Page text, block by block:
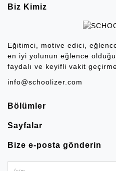
Biz Kimiz
Eğitimci, motive edici,
en iyi yolunun eğlence
faydalı ve keyifli vakit
info@schoolizer.com
Bölümler
Sayfalar
Bize e-posta gönderin